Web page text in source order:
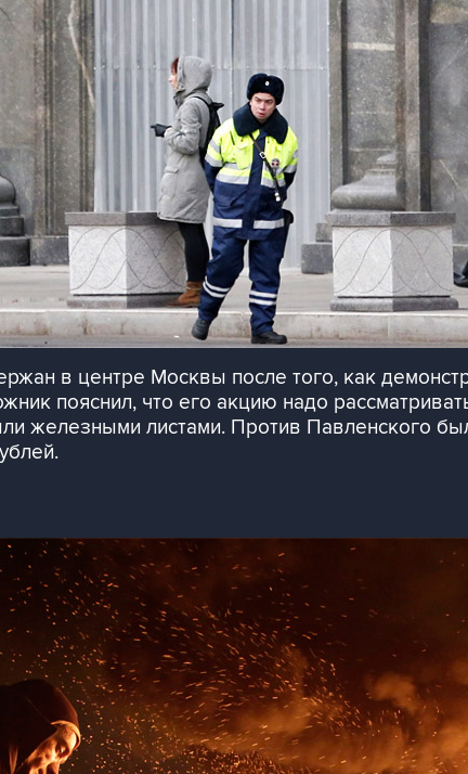
в центре Москвы после того, как
пояснил, что его акцию надо
железными листами. Против Павленского